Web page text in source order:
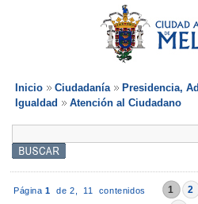
Inicio Ciudadanía
Presidencia,
Igualdad
Atención al Ciudadano
Página 1 de 2, 11 contenidos 1 2